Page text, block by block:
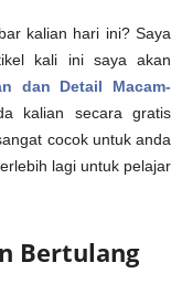
kalian hari ini? Saya
kali ini saya akan
dan Detail Macam-
kalian secara gratis
cocok untuk anda
lagi untuk pelajar
Bertulang